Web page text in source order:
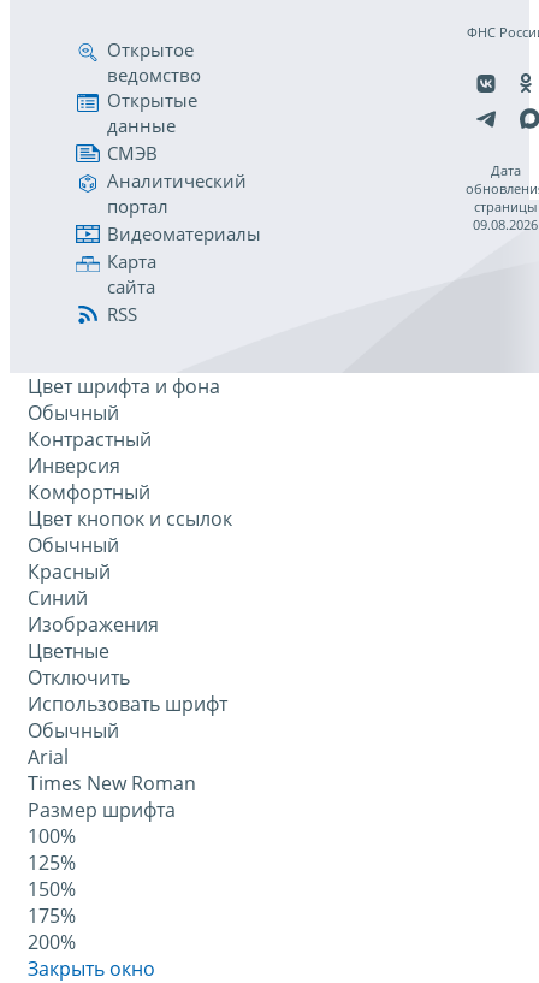
Открытое
ведомство
Открытые
данные
СМЭВ
Аналитический
портал
Видеоматериалы
Карта
сайта
RSS
ФНС
Дата
страницы
09.08.2026
Цвет шрифта и фона
Обычный
Контрастный
Инверсия
Комфортный
Цвет кнопок и ссылок
Обычный
Красный
Синий
Изображения
Цветные
Отключить
Использовать шрифт
Обычный
Arial
Times New Roman
Размер шрифта
100%
125%
150%
175%
200%
Закрыть окно